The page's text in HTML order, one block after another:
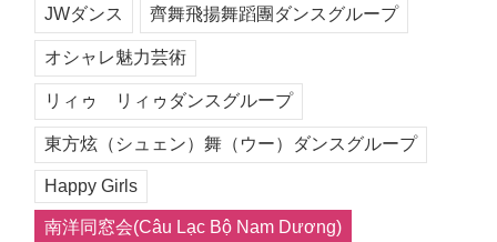
JWダンス 齊舞飛揚舞蹈團ダンスグループ
オシャレ魅力芸術
リィゥ リィゥダンスグループ
東方炫（シュェン）舞（ウー）ダンスグループ
Happy Girls
南洋同窓会(Câu Lạc Bộ Nam Dương)